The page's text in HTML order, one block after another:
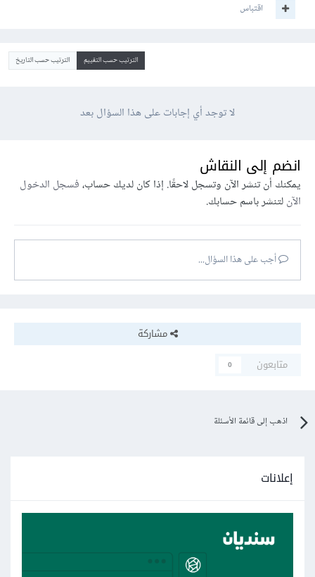
اقتباس
الترتيب حسب التقييم الترتيب حسب التاريخ
لا توجد أي إجابات على هذا السؤال بعد
انضم إلى النقاش
يمكنك أن تنشر الآن وتسجل لاحقًا. إذا كان لديك حساب،فسجل الدخول
الآنلتنشر باسم حسابك.
أجب على هذا السؤال...
مشاركة
متابعون
0
اذهب إلى قائمة الأسئلة
إعلانات